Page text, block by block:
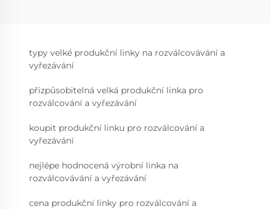
typy velké produkční linky na rozválcovávání a
vyřezávání
přizpůsobitelná velká produkční linka pro
rozválcování a vyřezávání
koupit produkční linku pro rozválcování a
vyřezávání
nejlépe hodnocená výrobní linka na
rozválcovávání a vyřezávání
cena produkční linky pro rozválcování a